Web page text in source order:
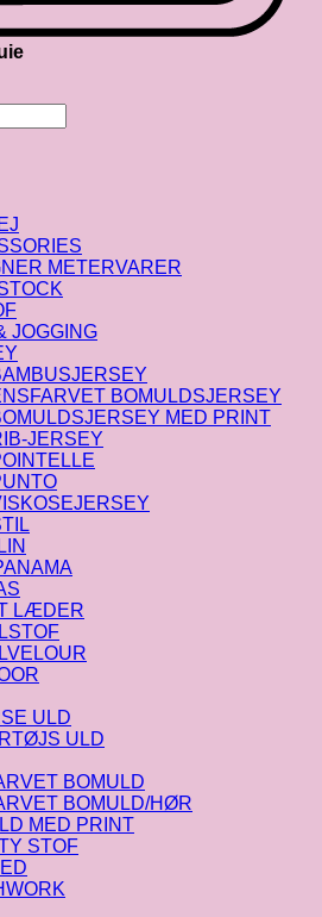
METERVARER
JOGGING
BOMULDSJERSEY
MED PRINT
JERSEY
LÆDER
ULD
ULD
BOMULD
BOMULD/HØR
MED PRINT
STOF